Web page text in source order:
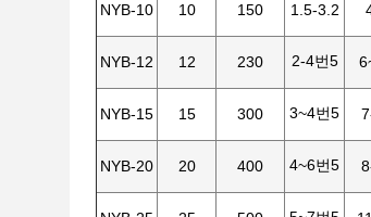
NYB-10 10 150 1.5-3.2
NYB-12 12 230 2-4번5
NYB-15 15 300 3~4번5
NYB-20 20 400 4~6번5